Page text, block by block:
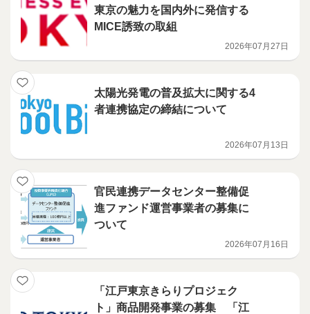
東京の魅力を国内外に発信する
MICE誘致の取組
2026年07月27日
太陽光発電の普及拡大に関する4
者連携協定の締結について
2026年07月13日
官民連携データセンター整備促
進ファンド運営事業者の募集に
ついて
2026年07月16日
「江戸東京きらりプロジェク
ト」商品開発事業の募集 「江